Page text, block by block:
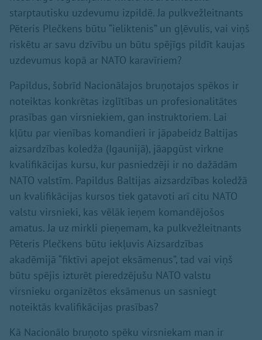
starptautisku uzdevumu izpildē. Ja pulkvežleitnants
Pēteris Plečkens būtu “ieliktenis” un gļēvulis, vai viņš
riskētu ar savu dzīvību un būtu spējīgs pildīt kaujas
uzdevumus kopā ar NATO karavīriem?
Papildus, šobrīd Nacionālajos bruņotajos spēkos ir
noteiktas konkrētas izglītības un profesionalitātes
prasības gan virsniekiem, gan instruktoriem. Lai
kļūtu par vienības komandieri ir jāpabeidz Baltijas
aizsardzības koledža (Igaunijā), jāapgūst virkne
kvalifikācijas kursu, kur pasniedzēji ir no dažādām
NATO valstīm. Papildus Baltijas aizsardzības koledžā
un kvalifikācijas kursos tiek gatavoti arī citu NATO
valstu virsnieki, kas vēlāk ieņem komandējošos
amatus. Ja uz mirkli pieņemam, ka pulkvežleitnants
Pēteris Plečkens būtu iekļuvis Aizsardzības
akadēmijā “fiktīvi apejot eksāmenus”, tad vai viņš
būtu spējis izturēt pieredzējušu NATO valstu
virsnieku organizētos eksāmenus un sasniegt
noteiktās kvalifikācijas prasības?
Kā Nacionālo bruņoto spēku virsniekam man ir